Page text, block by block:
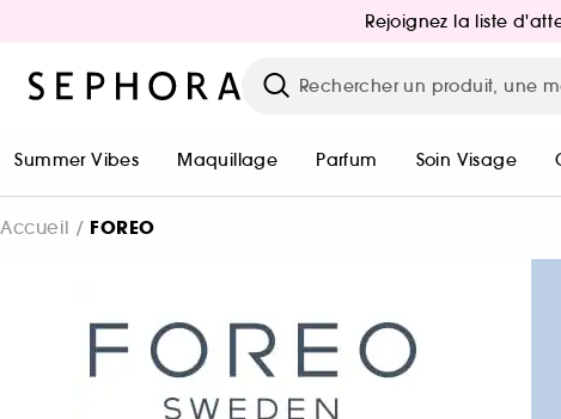
Rejoignez la liste
Summer Vibes Maquillage Parfum Soin Visage
Accueil FOREO